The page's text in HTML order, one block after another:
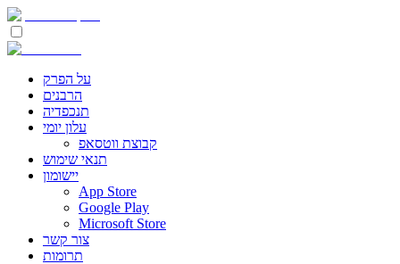
על הפרק
הרבנים
תנכפדיה
עלון יומי
קבוצת ווטסאפ
תנאי שימוש
יישומון
App Store
Google Play
Microsoft Store
צור קשר
תרומות